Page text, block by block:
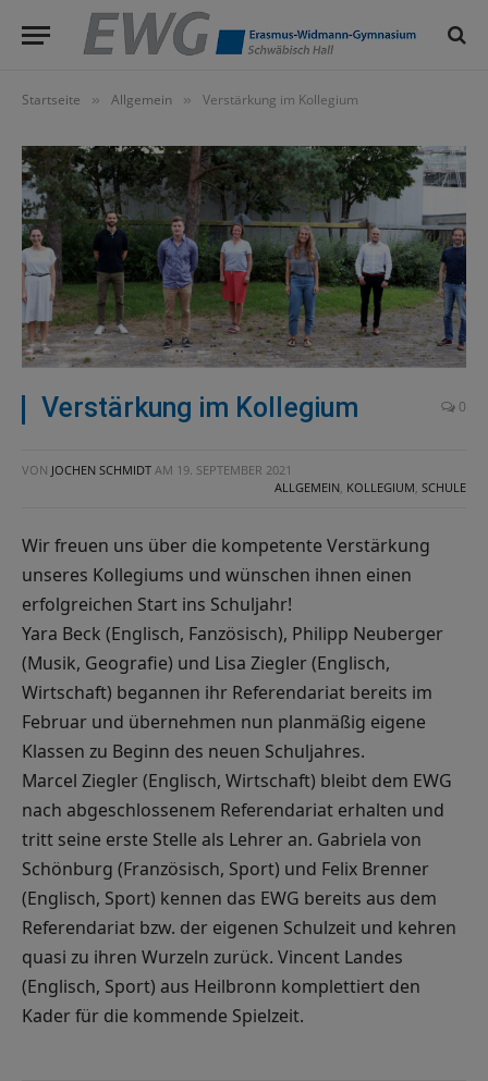
Startseite » Allgemein » Verstärkung im Kollegium
Verstärkung im Kollegium 0
VON JOCHEN SCHMIDT AM 19. SEPTEMBER 2021
ALLGEMEIN, KOLLEGIUM, SCHULE
Wir freuen uns über die kompetente Verstärkung
unseres Kollegiums und wünschen ihnen einen
erfolgreichen Start ins Schuljahr!
Yara Beck (Englisch, Fanzösisch), Philipp Neuberger
(Musik, Geografie) und Lisa Ziegler (Englisch,
Wirtschaft) begannen ihr Referendariat bereits im
Februar und übernehmen nun planmäßig eigene
Klassen zu Beginn des neuen Schuljahres.
Marcel Ziegler (Englisch, Wirtschaft) bleibt dem EWG
nach abgeschlossenem Referendariat erhalten und
tritt seine erste Stelle als Lehrer an. Gabriela von
Schönburg (Französisch, Sport) und Felix Brenner
(Englisch, Sport) kennen das EWG bereits aus dem
Referendariat bzw. der eigenen Schulzeit und kehren
quasi zu ihren Wurzeln zurück. Vincent Landes
(Englisch, Sport) aus Heilbronn komplettiert den
Kader für die kommende Spielzeit.